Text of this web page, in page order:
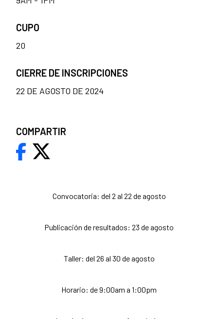
Convocatoria: del 2 al 22 de agosto
Publicación de resultados: 23 de agosto
Taller: del 26 al 30 de agosto
Horario: de 9:00am a 1:00pm
CUPO
20
CIERRE DE INSCRIPCIONES
22 DE AGOSTO DE 2024
COMPARTIR